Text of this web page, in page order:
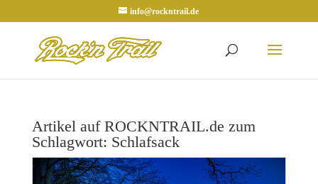
info@rockntrail.de
Artikel auf ROCKNTRAIL.de zum
Schlagwort: Schlafsack